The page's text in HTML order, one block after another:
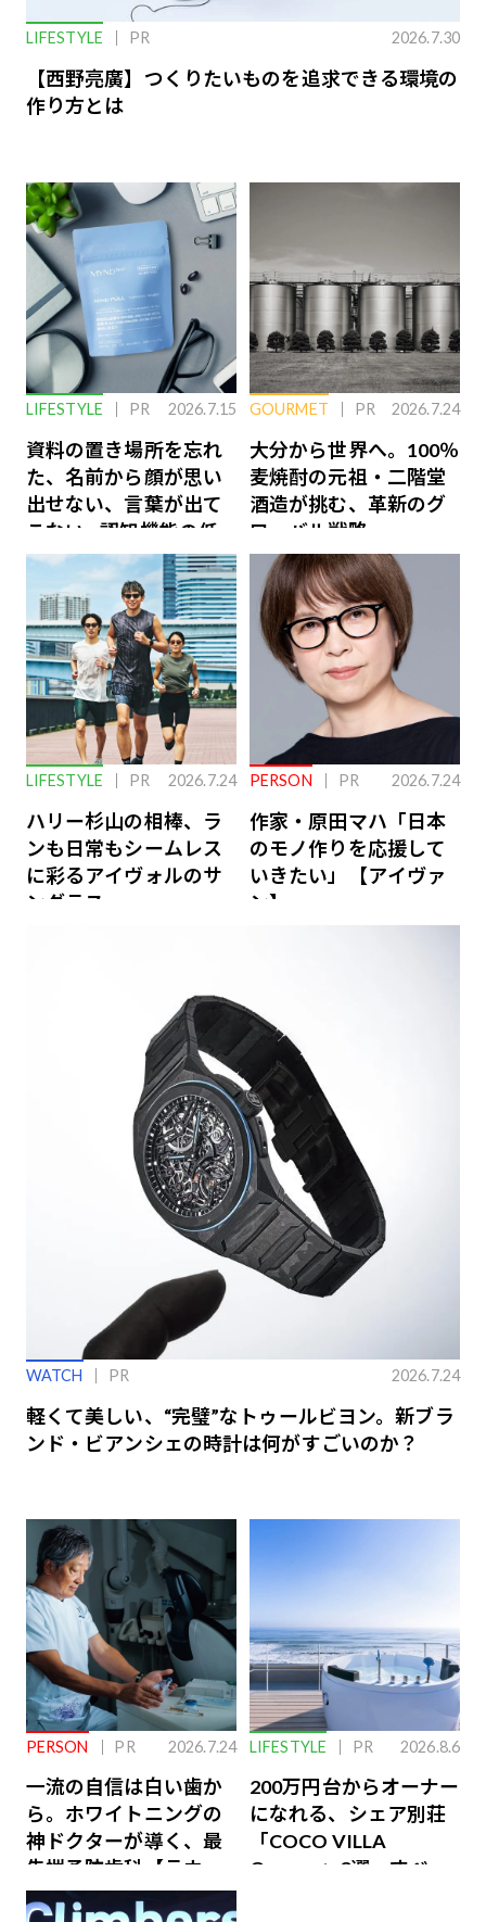
LIFESTYLE PR 2026.7.30
【西野亮廣】つくりたいものを追求できる環境の
作り方とは
LIFESTYLE PR 2026.7.15
資料の置き場所を忘れ
た、名前から顔が思い
出せない、言葉が出て
こない…認知機能の低
下を救う、脳のインナ
ーケアとは
GOURMET PR 2026.7.24
大分から世界へ。100％
麦焼酎の元祖・二階堂
酒造が挑む、革新のグ
ローバル戦略
LIFESTYLE PR 2026.7.24
ハリー杉山の相棒、ラ
ンも日常もシームレス
に彩るアイヴォルのサ
ングラス
PERSON PR 2026.7.24
作家・原田マハ「日本
のモノ作りを応援して
いきたい」【アイヴァ
ン】
WATCH PR 2026.7.24
軽くて美しい、“完璧”なトゥールビヨン。新ブラ
ンド・ビアンシェの時計は何がすごいのか？
PERSON PR 2026.7.24
一流の自信は白い歯か
ら。ホワイトニングの
神ドクターが導く、最
先端予防歯科【ラウン
ジ会員特典あり】
LIFESTYLE PR 2026.8.6
200万円台からオーナー
になれる、シェア別荘
「COCO VILLA
Owners」3選。すべて